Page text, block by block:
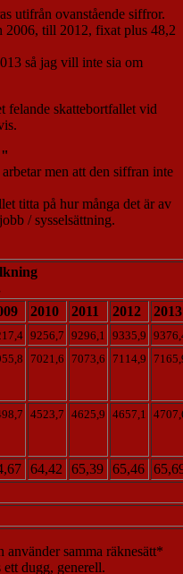
utifrån ovanstående siffror.
2006, till 2012, fixat plus 48,2
så jag vill inte sia om
felande skattebortfallet vid
"
men att den siffran inte
titta på hur många det är av
/ sysselsättning.
2010 2011 2012
9256,7 9296,1 9335,9
7021,6 7073,6 7114,9
4523,7 4625,9 4657,1
64,42 65,39 65,46
samma räknesätt*
ett dugg, generell.